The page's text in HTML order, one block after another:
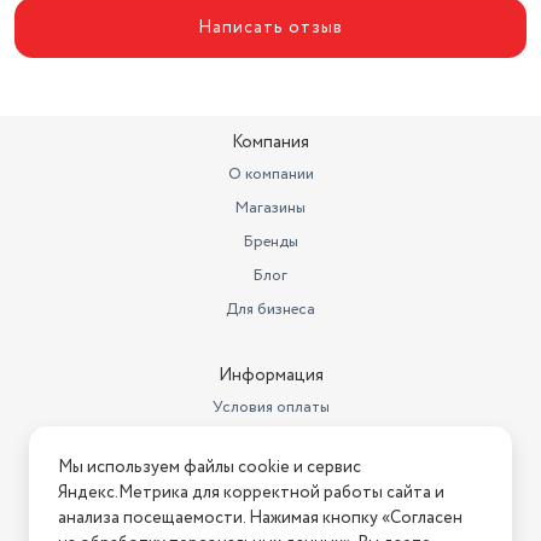
Потребляемая мощность (Вт)
Освещение
галогенная лампа
жироулавливающие фильтры,
3
120 мм
Написать отзыв
Компания
О компании
Магазины
Бренды
Блог
Для бизнеса
Информация
Условия оплаты
Условия возврата
Нашли ошибку на сайте? Напишите нам
Мы используем файлы cookie и сервис
Яндекс.Метрика для корректной работы сайта и
анализа посещаемости. Нажимая кнопку «Согласен